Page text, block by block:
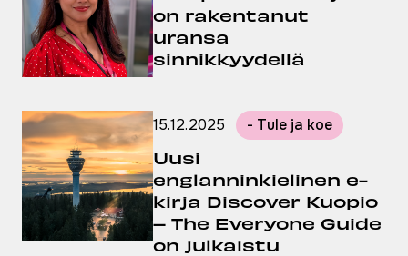
on rakentanut
uransa
sinnikkyydellä
Julkaistu:
15.12.2025 - Tule ja koe
Uusi
englanninkielinen e-
kirja Discover Kuopio
– The Everyone Guide
on julkaistu